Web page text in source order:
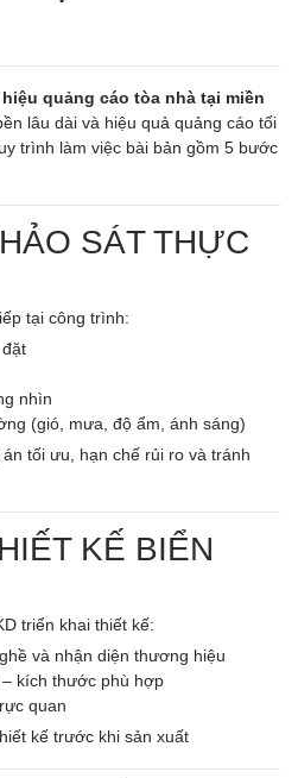
quảng cáo tòa nhà tại miền
lâu dài và hiệu quả quảng cáo tối
trình làm việc bài bản gồm 5 bước
SÁT THỰC
tại công trình:
nhìn
(gió, mưa, độ ẩm, ánh sáng)
tối ưu, hạn chế rủi ro và tránh
KẾ BIỂN
triển khai thiết kế:
và nhận diện thương hiệu
kích thước phù hợp
quan
kế trước khi sản xuất